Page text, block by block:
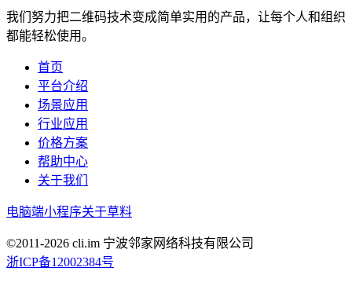
我们努力把二维码技术变成简单实用的产品，让每个人和组织
都能轻松使用。
首页
平台介绍
场景应用
行业应用
价格方案
帮助中心
关于我们
电脑端小程序关于草料
©2011-2026 cli.im 宁波邻家网络科技有限公司
浙ICP备12002384号